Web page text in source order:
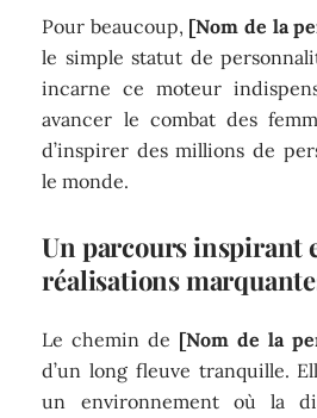
Pour beaucoup, [Nom de la
le simple statut de
incarne ce moteur
avancer le combat des
d’inspirer des millions de
le monde.
Un parcours inspirant
réalisations
Le chemin de [Nom de la
d’un long fleuve tranquille.
un environnement où la